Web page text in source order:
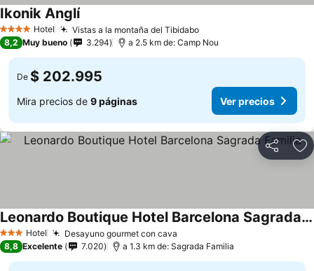
4 EstrellasHotel Vistas a la montaña del Tibidabo
Ikonik Anglí
8,2 Muy bueno 3.294 a 2.5 km de: Camp Nou
De $ 202.995
Mira precios de 9 páginas Ver precios
Compartir
3 Estrellas
Hotel Desayuno gourmet con cava
Leonardo Boutique Hotel Barcelona Sagrada Familia
8,8 Excelente 7.020 a 1.3 km de: Sagrada Familia